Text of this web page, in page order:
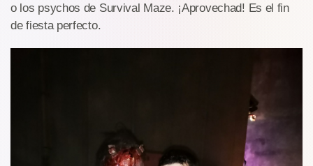
o los psychos de Survival Maze. ¡Aprovechad! Es el fin
de fiesta perfecto.